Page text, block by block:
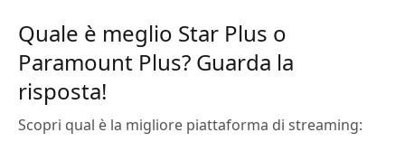
Quale è meglio Star Plus o
Paramount Plus? Guarda la
risposta!
Scopri qual è la migliore piattaforma di streaming: